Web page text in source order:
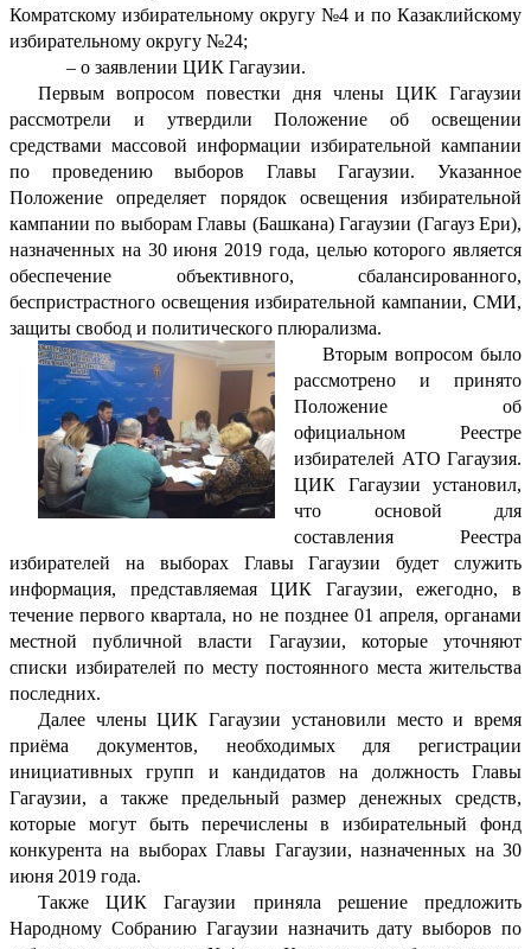
Комратскому избирательному округу №4 и по Казаклийскому
избирательному округу №24;
– о заявлении ЦИК Гагаузии.
Первым вопросом повестки дня члены ЦИК Гагаузии
рассмотрели и утвердили Положение об освещении
средствами массовой информации избирательной кампании
по проведению выборов Главы Гагаузии. Указанное
Положение определяет порядок освещения избирательной
кампании по выборам Главы (Башкана) Гагаузии (Гагауз Ери),
назначенных на 30 июня 2019 года, целью которого является
обеспечение объективного, сбалансированного,
беспристрастного освещения избирательной кампании, СМИ,
защиты свобод и политического плюрализма.
Вторым вопросом было
рассмотрено и принято
Положение об
официальном Реестре
избирателей АТО Гагаузия.
ЦИК Гагаузии установил,
что основой для
составления Реестра
избирателей на выборах Главы Гагаузии будет служить
информация, представляемая ЦИК Гагаузии, ежегодно, в
течение первого квартала, но не позднее 01 апреля, органами
местной публичной власти Гагаузии, которые уточняют
списки избирателей по месту постоянного места жительства
последних.
Далее члены ЦИК Гагаузии установили место и время
приёма документов, необходимых для регистрации
инициативных групп и кандидатов на должность Главы
Гагаузии, а также предельный размер денежных средств,
которые могут быть перечислены в избирательный фонд
конкурента на выборах Главы Гагаузии, назначенных на 30
июня 2019 года.
Также ЦИК Гагаузии приняла решение предложить
Народному Собранию Гагаузии назначить дату выборов по